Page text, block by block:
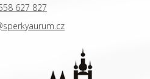
627 827